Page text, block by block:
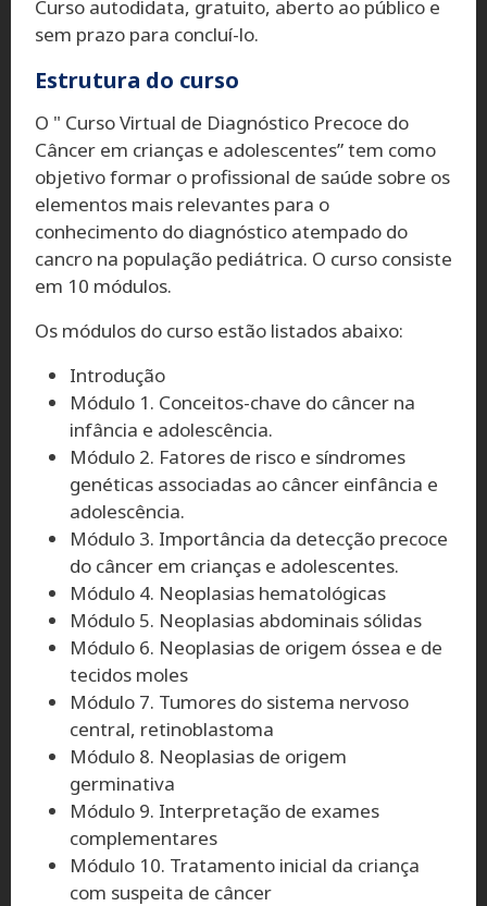
Curso autodidata, gratuito, aberto ao público e
sem prazo para concluí-lo.
Estrutura do curso
O " Curso Virtual de Diagnóstico Precoce do
Câncer em crianças e adolescentes” tem como
objetivo formar o profissional de saúde sobre os
elementos mais relevantes para o
conhecimento do diagnóstico atempado do
cancro na população pediátrica. O curso consiste
em 10 módulos.
Os módulos do curso estão listados abaixo:
Introdução
Módulo 1. Conceitos-chave do câncer na
infância e adolescência.
Módulo 2. Fatores de risco e síndromes
genéticas associadas ao câncer einfância e
adolescência.
Módulo 3. Importância da detecção precoce
do câncer em crianças e adolescentes.
Módulo 4. Neoplasias hematológicas
Módulo 5. Neoplasias abdominais sólidas
Módulo 6. Neoplasias de origem óssea e de
tecidos moles
Módulo 7. Tumores do sistema nervoso
central, retinoblastoma
Módulo 8. Neoplasias de origem
germinativa
Módulo 9. Interpretação de exames
complementares
Módulo 10. Tratamento inicial da criança
com suspeita de câncer